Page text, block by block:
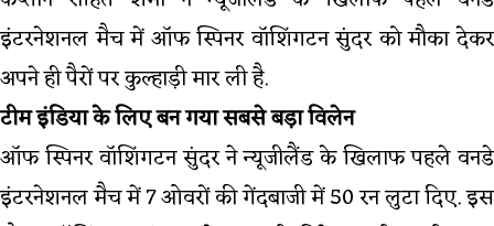
इंटरनेशनल मैच में ऑफ स्पिनर वॉशिंगटन सुंदर को मौका देकर
अपने ही पैरों पर कुल्हाड़ी मार ली है.
टीम इंडिया के लिए बन गया सबसे बड़ा विलेन
ऑफ स्पिनर वॉशिंगटन सुंदर ने न्यूजीलैंड के खिलाफ पहले वनडे
इंटरनेशनल मैच में 7 ओवरों की गेंदबाजी में 50 रन लुटा दिए. इस